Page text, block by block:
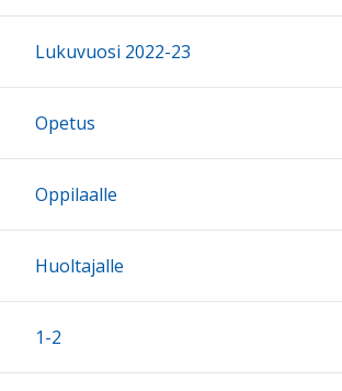
16:00
17:00
18:00
Lukuvuosi 2022-23
Opetus
Oppilaalle
Huoltajalle
1-2